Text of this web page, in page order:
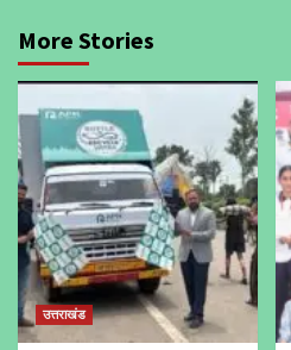
More Stories
उत्तराखंड